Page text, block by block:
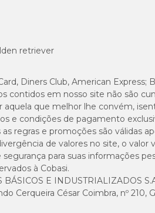
retriever
Diners Club, American Express;
contidos em nosso site não são
aquela que melhor lhe convém,
e condições de pagamento
as regras e promoções são válidas
de valores no site, o valor
para suas informações
à Cobasi.
E INDUSTRIALIZADOS
Cerqueira César Coimbra, nº 210,